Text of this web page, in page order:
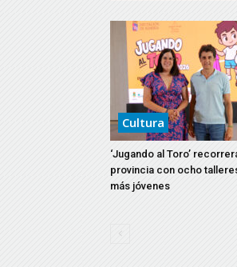
Cultura
‘Jugando al Toro’
provincia con ocho
más jóvenes